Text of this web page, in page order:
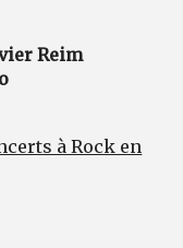
Reim
à Rock en